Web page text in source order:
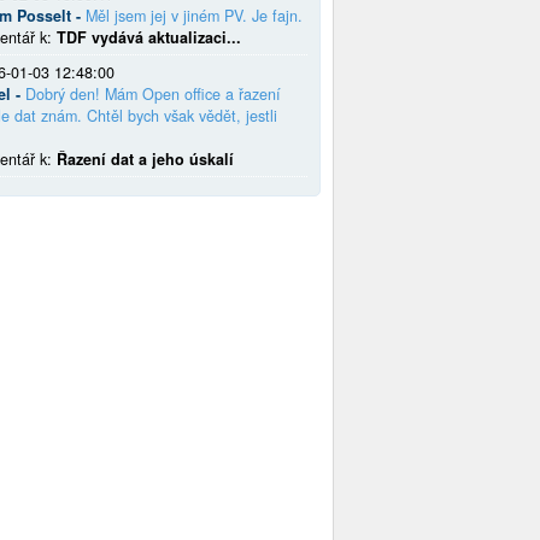
Posselt - Měl jsem jej v jiném PV. Je fajn.
k: TDF vydává aktualizaci...
01-03 12:48:00
- Dobrý den! Mám Open office a řazení
dat znám. Chtěl bych však vědět, jestli
k: Řazení dat a jeho úskalí